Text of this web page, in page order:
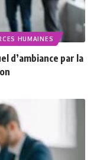
HUMAINES
d’ambiance par la